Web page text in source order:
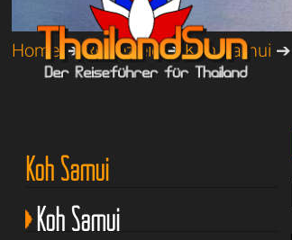
Home➔Reiseziele➔Koh Samui ➔
Koh Samui
Koh Samui